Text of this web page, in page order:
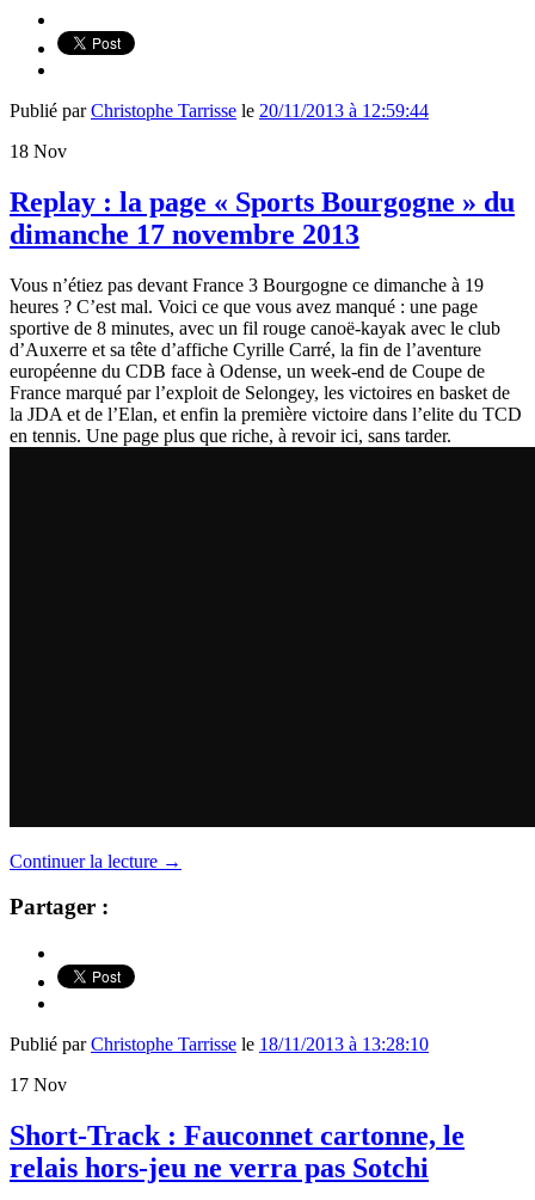
Publié parChristophe Tarrisse le 20/11/2013 à 12:59:44
18 Nov
Replay : la page « Sports Bourgogne » du
dimanche 17 novembre 2013
Vous n’étiez pas devant France 3 Bourgogne ce dimanche à 19
heures ? C’est mal. Voici ce que vous avez manqué : une page
sportive de 8 minutes, avec un fil rouge canoë-kayak avec le club
d’Auxerre et sa tête d’affiche Cyrille Carré, la fin de l’aventure
européenne du CDB face à Odense, un week-end de Coupe de
France marqué par l’exploit de Selongey, les victoires en basket de
la JDA et de l’Elan, et enfin la première victoire dans l’elite du TCD
en tennis. Une page plus que riche, à revoir ici, sans tarder.
Continuer la lecture →
Partager :
Publié parChristophe Tarrisse le 18/11/2013 à 13:28:10
17 Nov
Short-Track : Fauconnet cartonne, le
relais hors-jeu ne verra pas Sotchi